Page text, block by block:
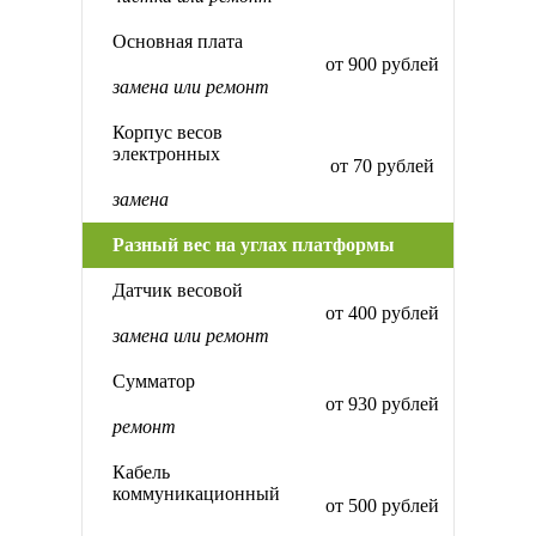
Основная плата
замена или ремонт
от 900 рублей
Корпус весов
электронных
замена
от 70 рублей
Разный вес на углах платформы
Датчик весовой
замена или ремонт
от 400 рублей
Сумматор
ремонт
от 930 рублей
Кабель
коммуникационный
от 500 рублей